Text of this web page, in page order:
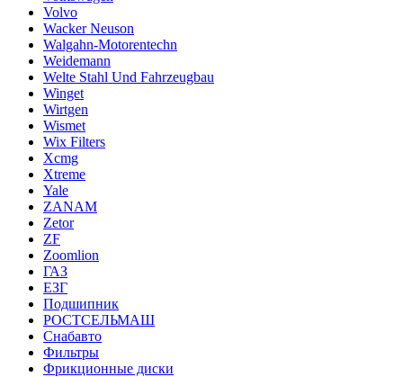
Volvo
Wacker Neuson
Walgahn-Motorentechn
Weidemann
Welte Stahl Und Fahrzeugbau
Winget
Wirtgen
Wismet
Wix Filters
Xcmg
Xtreme
Yale
ZANAM
Zetor
ZF
Zoomlion
ГАЗ
ЕЗГ
Подшипник
РОСТСЕЛЬМАШ
Снабавто
Фильтры
Фрикционные диски